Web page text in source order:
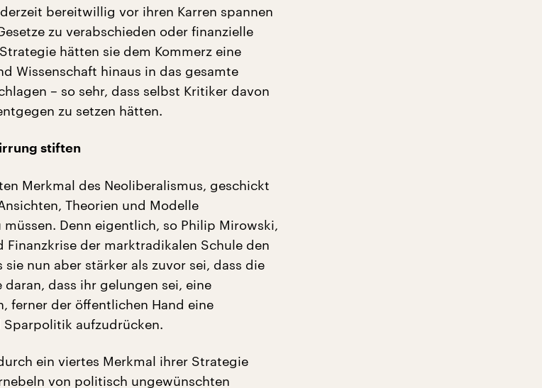
bereitwillig vor ihren Karren spannen
zu verabschieden oder finanzielle
hätten sie dem Kommerz eine
Wissenschaft hinaus in das gesamte
– so sehr, dass selbst Kritiker davon
zu setzen hätten.
stiften
Merkmal des Neoliberalismus, geschickt
Theorien und Modelle
Denn eigentlich, so Philip Mirowski,
Finanzkrise der marktradikalen Schule den
sie nun aber stärker als zuvor sei, dass die
dass ihr gelungen sei, eine
ferner der öffentlichen Hand eine
aufzudrücken.
ein viertes Merkmal ihrer Strategie
von politisch ungewünschten